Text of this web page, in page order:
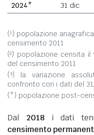
2024*
31 dic
(¹) popolazione
censimento 2011
(²) popolazione censita
del censimento 2011
(³) la variazione
confronto con i dati del
(*) popolazione post-
Dal 2018 i dati
censimento